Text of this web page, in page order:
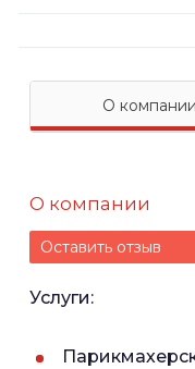
О компании
О компании
Оставить отзыв
Услуги: